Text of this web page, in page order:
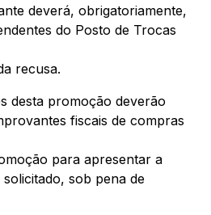
deverá, obrigatoriamente,
do Posto de Trocas
recusa.
desta promoção deverão
fiscais de compras
para apresentar a
sob pena de